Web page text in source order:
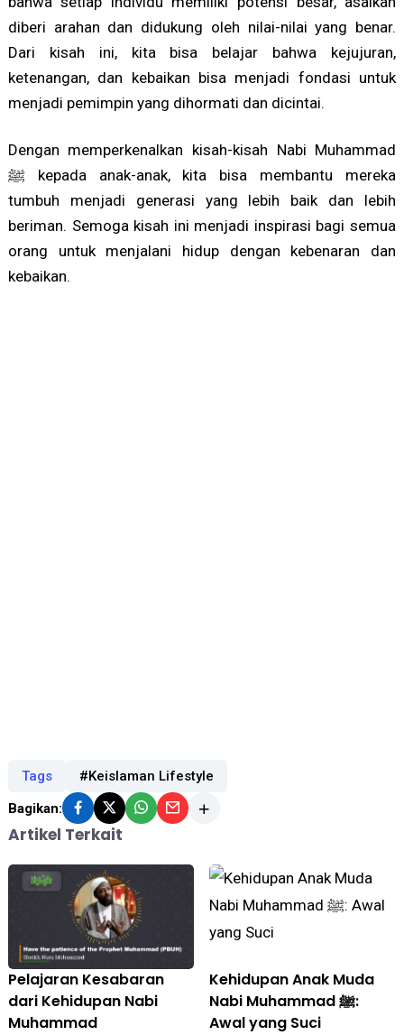
diberi arahan dan didukung oleh nilai-nilai yang benar.
Dari kisah ini, kita bisa belajar bahwa kejujuran,
ketenangan, dan kebaikan bisa menjadi fondasi untuk
menjadi pemimpin yang dihormati dan dicintai.
Dengan memperkenalkan kisah-kisah Nabi Muhammad
ﷺ kepada anak-anak, kita bisa membantu mereka
tumbuh menjadi generasi yang lebih baik dan lebih
beriman. Semoga kisah ini menjadi inspirasi bagi semua
orang untuk menjalani hidup dengan kebenaran dan
kebaikan.
Tags #Keislaman Lifestyle
Bagikan:
Artikel Terkait
Pelajaran Kesabaran
dari Kehidupan Nabi
Muhammad
Kehidupan Anak Muda
Nabi Muhammad ﷺ:
Awal yang Suci